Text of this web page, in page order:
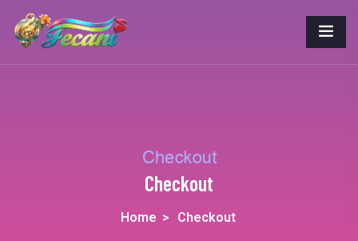
Checkout
Home > Checkout